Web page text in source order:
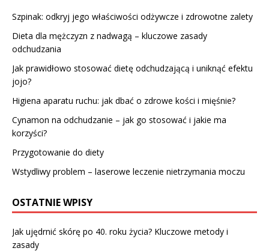
Szpinak: odkryj jego właściwości odżywcze i zdrowotne zalety
Dieta dla mężczyzn z nadwagą – kluczowe zasady
odchudzania
Jak prawidłowo stosować dietę odchudzającą i uniknąć efektu
jojo?
Higiena aparatu ruchu: jak dbać o zdrowe kości i mięśnie?
Cynamon na odchudzanie – jak go stosować i jakie ma
korzyści?
Przygotowanie do diety
Wstydliwy problem – laserowe leczenie nietrzymania moczu
OSTATNIE WPISY
Jak ujędrnić skórę po 40. roku życia? Kluczowe metody i
zasady